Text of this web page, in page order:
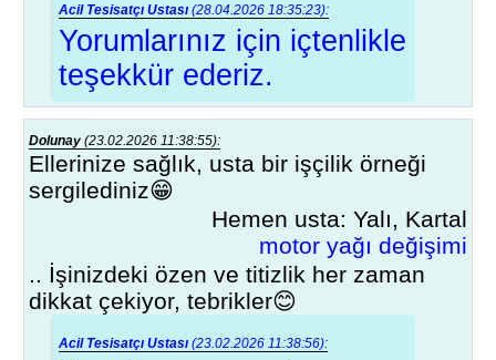
Acil Tesisatçı Ustası (28.04.2026 18:35:23):
Yorumlarınız için içtenlikle
teşekkür ederiz.
Dolunay (23.02.2026 11:38:55):
Ellerinize sağlık, usta bir işçilik örneği
sergilediniz😁
Hemen usta: Yalı, Kartal
motor yağı değişimi
.. İşinizdeki özen ve titizlik her zaman
dikkat çekiyor, tebrikler😊
Acil Tesisatçı Ustası (23.02.2026 11:38:56):